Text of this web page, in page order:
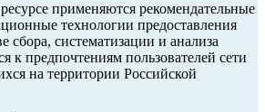
применяются рекомендательные
технологии предоставления
сбора, систематизации и анализа
к предпочтениям пользователей сети
на территории Российской